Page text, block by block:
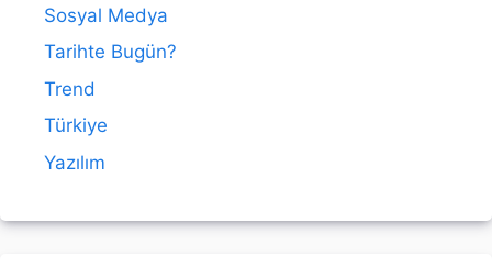
Sosyal Medya
Tarihte Bugün?
Trend
Türkiye
Yazılım